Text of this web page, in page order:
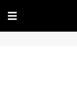
☰